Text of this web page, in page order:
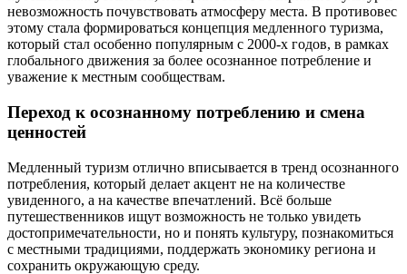
невозможность почувствовать атмосферу места. В противовес
этому стала формироваться концепция медленного туризма,
который стал особенно популярным с 2000-х годов, в рамках
глобального движения за более осознанное потребление и
уважение к местным сообществам.
Переход к осознанному потреблению и смена
ценностей
Медленный туризм отлично вписывается в тренд осознанного
потребления, который делает акцент не на количестве
увиденного, а на качестве впечатлений. Всё больше
путешественников ищут возможность не только увидеть
достопримечательности, но и понять культуру, познакомиться
с местными традициями, поддержать экономику региона и
сохранить окружающую среду.